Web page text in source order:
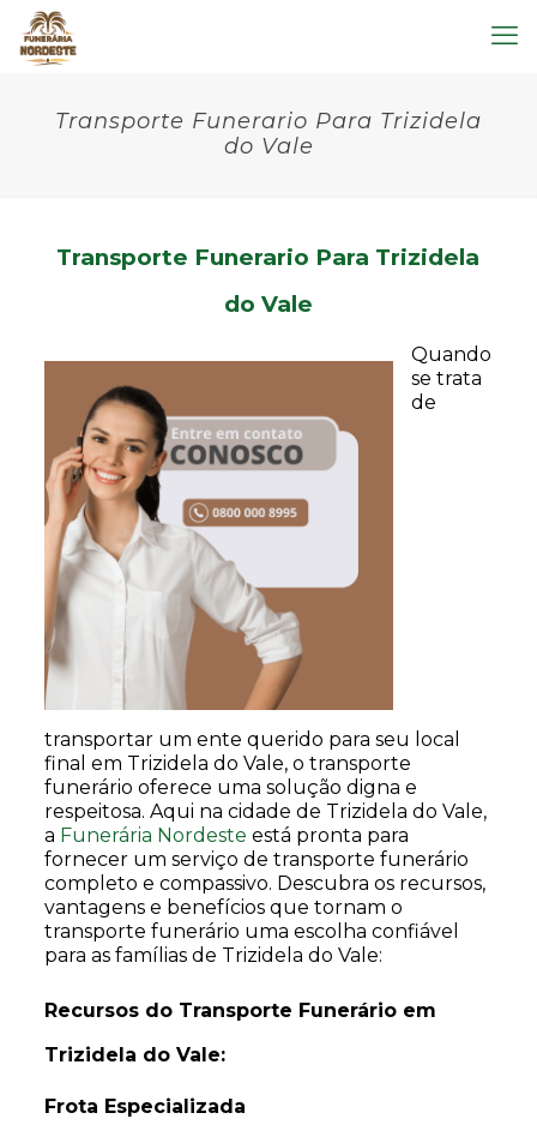
Transporte Funerario Para Trizidela
do Vale
Transporte Funerario Para Trizidela
do Vale
Quando
se trata
de
transportar um ente querido para seu local
final em Trizidela do Vale, o transporte
funerário oferece uma solução digna e
respeitosa. Aqui na cidade de Trizidela do Vale,
a Funerária Nordeste está pronta para
fornecer um serviço de transporte funerário
completo e compassivo. Descubra os recursos,
vantagens e benefícios que tornam o
transporte funerário uma escolha confiável
para as famílias de Trizidela do Vale:
Recursos do Transporte Funerário em
Trizidela do Vale:
Frota Especializada